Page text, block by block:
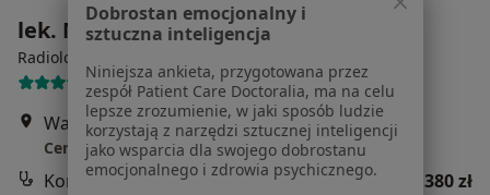
lek. Marta Cieplak
Radiolog, Ultrasonografista
53 opinie
Wałbrzyska 46, Warszawa•Mapa
Centrum Medyczne Damiana Wałbrzyska 46
Konsultacja radiologiczna
380 zł
Dobrostan emocjonalny i
sztuczna inteligencja
Niniejsza ankieta, przygotowana przez
zespół Patient Care Doctoralia, ma na celu
lepsze zrozumienie, w jaki sposób ludzie
korzystają z narzędzi sztucznej inteligencji
jako wsparcia dla swojego dobrostanu
emocjonalnego i zdrowia psychicznego.